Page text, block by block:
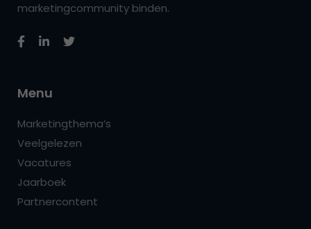
marketingcommunity binden.
Menu
Marketingthema’s
Veelgelezen
Vacatures
Jaarboek
Partnercontent